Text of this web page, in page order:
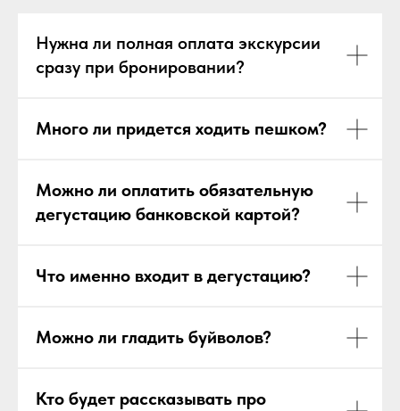
Нужна ли полная оплата экскурсии
сразу при бронировании?
Много ли придется ходить пешком?
Можно ли оплатить обязательную
дегустацию банковской картой?
Что именно входит в дегустацию?
Можно ли гладить буйволов?
Кто будет рассказывать про